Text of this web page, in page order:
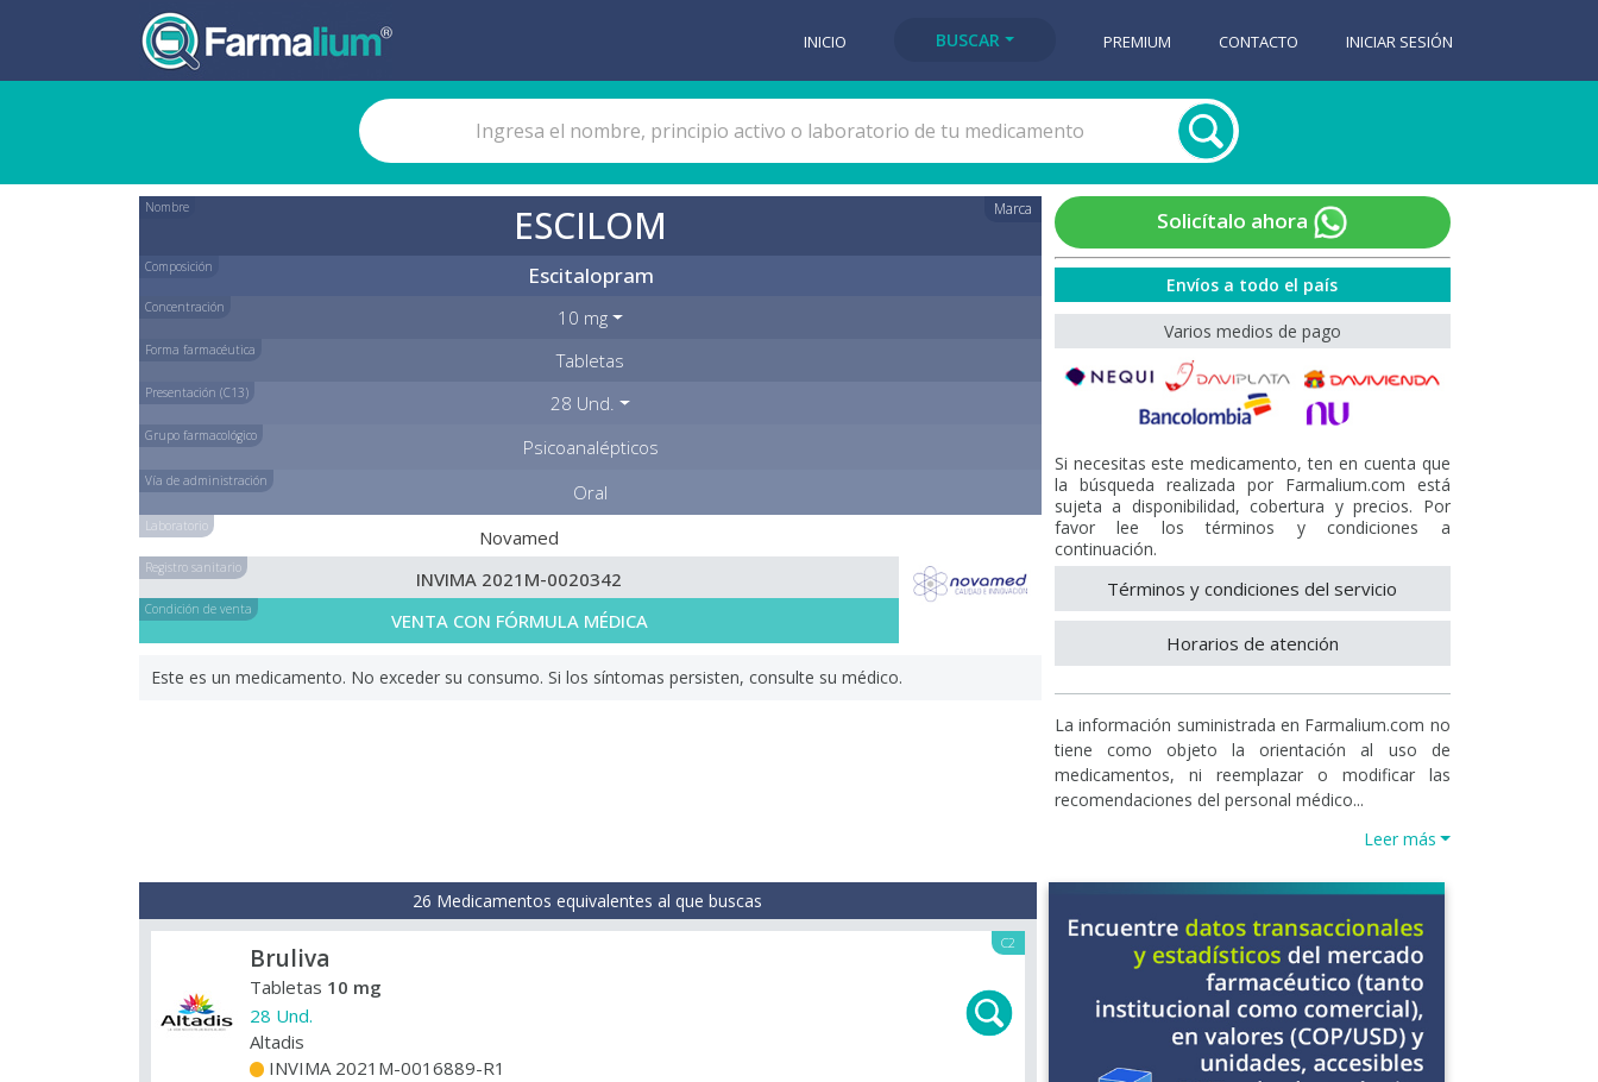
INICIO BUSCAR PREMIUM CONTACTO INICIAR SESIÓN
Nombre Marca
ESCILOM
Composición Escitalopram
Concentración 10 mg
Forma farmacéutica Tabletas
Presentación (C13) 28 Und.
Grupo farmacológico Psicoanalépticos
Vía de administración Oral
Laboratorio Novamed
Registro sanitario INVIMA 2021M-0020342
Condición de venta VENTA CON FÓRMULA MÉDICA
Este es un medicamento. No exceder su consumo. Si los síntomas persisten, consulte su médico.
Solicítalo ahora
Envíos a todo el país
Varios medios de pago
Si necesitas este medicamento, ten en cuenta que
la búsqueda realizada por Farmalium.com está
sujeta a disponibilidad, cobertura y precios. Por
favor lee los términos y condiciones a
continuación.
Términos y condiciones del servicio
Horarios de atención
La información suministrada en Farmalium.com no
tiene como objeto la orientación al uso de
medicamentos, ni reemplazar o modificar las
recomendaciones del personal médico...
Leer más
26 Medicamentos equivalentes al que buscas
C2
Bruliva
Tabletas 10 mg
28 Und.
Altadis
INVIMA 2021M-0016889-R1